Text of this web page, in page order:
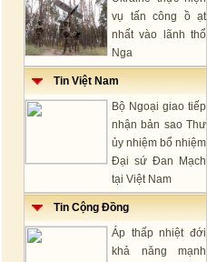
vụ tấn công ồ ạt
nhất vào lãnh thổ
Nga
Tin Việt Nam
Bộ Ngoại giao tiếp
nhận bản sao Thư
ủy nhiệm bổ nhiệm
Đại sứ Đan Mạch
tại Việt Nam
Tin Cộng Đồng
Áp thấp nhiệt đới
khả năng mạnh